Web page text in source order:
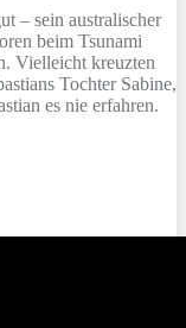
– sein australischer
beim Tsunami
Vielleicht kreuzten
Tochter Sabine,
es nie erfahren.